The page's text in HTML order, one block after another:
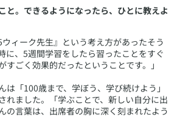
と。できるようになったら、ひとに教えよ
ウィーク先生』という考え方があったそう
に、5週間学習をしたら習ったことをすぐ
すごく効果的だったということです。」
は「100歳まで、学ぼう、学び続けよう」
れました。「学ぶことで、新しい自分に出
の言葉は、出席者の胸に深く刻まれたよう